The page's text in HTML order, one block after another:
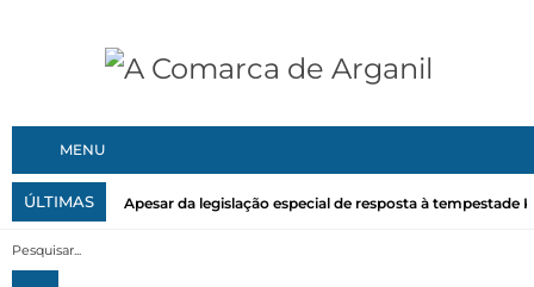
MENU
ÚLTIMAS Apesar da legislação especial de resposta à tempestade